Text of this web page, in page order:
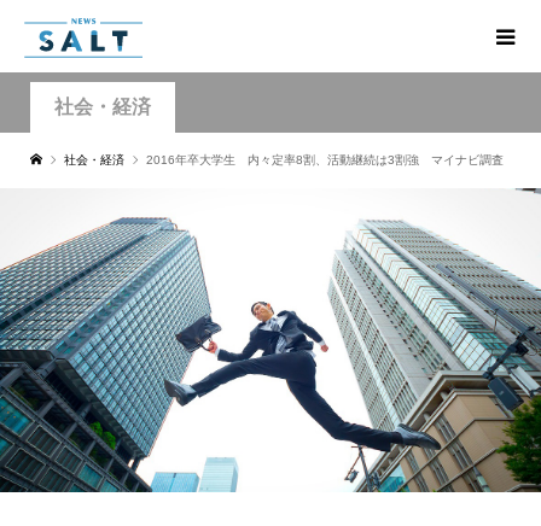
社会・経済
社会・経済 2016年卒大学生 内々定率8割、活動継続は3割強 マイナビ調査